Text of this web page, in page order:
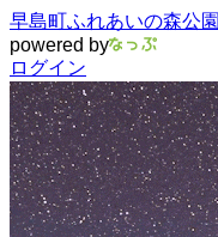
早島町ふれあいの森公園
powered by
ログイン